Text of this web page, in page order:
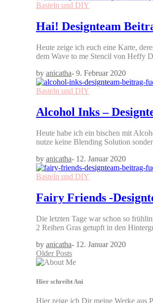
Basteln und DIY
Hai! Designteam
Heute zeige ich euch eine Karte,
dem Wave to me Stencil von Heffy
by anicatha- 9. Februar 2020
Basteln und DIY
Alcohol Inks –
Heute habe ich ein bischen mit
nutze keine Blending Solution
by anicatha- 12. Januar 2020
Basteln und DIY
Fairy Friends -
Die letzten Tage war schon so
2 Reihen Gras getupft in den
by anicatha- 12. Januar 2020
Older Posts
Hier schreibt Ani
Hier zeige ich Dir meine Werke aus